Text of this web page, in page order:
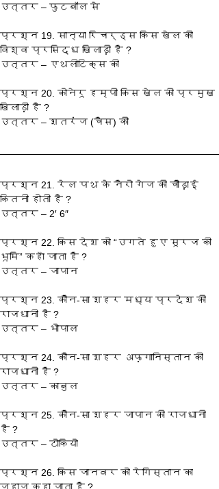
उत्तर – फुटबॉल से
प्रश्‍न 19. सान्या रिचर्ड्स किस खेल की
विश्व प्रसिद्ध खिलाड़ी है ?
उत्तर – एथलीटिक्स की
प्रश्‍न 20. कोनेरू हम्पी किस खेल की प्रमुख
खिलाड़ी है ?
उत्तर – शतरंज (चैस) की
प्रश्‍न 21. रेल पथ के नैरो गेज की चौड़ाई
कितनी होती है ?
उत्तर – 2′ 6″
प्रश्‍न 22. किस देश को “उगते हुए सूरज की
भूमि” कहाँ जाता है ?
उत्तर – जापान
प्रश्‍न 23. कौन-सा शहर मध्य प्रदेश की
राजधानी है ?
उत्तर – भोपाल
प्रश्‍न 24. कौन-सा शहर अफ़गानिस्तान की
राजधानी है ?
उत्तर – काबुल
प्रश्‍न 25. कौन-सा शहर जापान की राजधानी
है ?
उत्तर – टोकियो
प्रश्‍न 26. किस जानवर को रेगिस्तान का